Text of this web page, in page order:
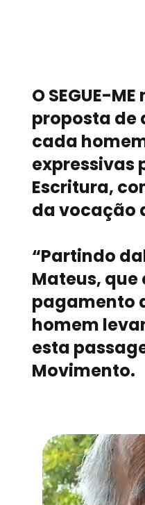
O SEGUE-
proposta de
cada
expressivas
Escritura,
da vocação
“Partindo
Mateus,
pagamento
homem
esta
Movimento.